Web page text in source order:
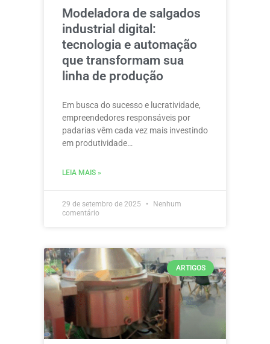
Modeladora de salgados
industrial digital:
tecnologia e automação
que transformam sua
linha de produção
Em busca do sucesso e lucratividade,
empreendedores responsáveis por
padarias vêm cada vez mais investindo
em produtividade…
LEIA MAIS »
29 de setembro de 2025
Nenhum
comentário
ARTIGOS